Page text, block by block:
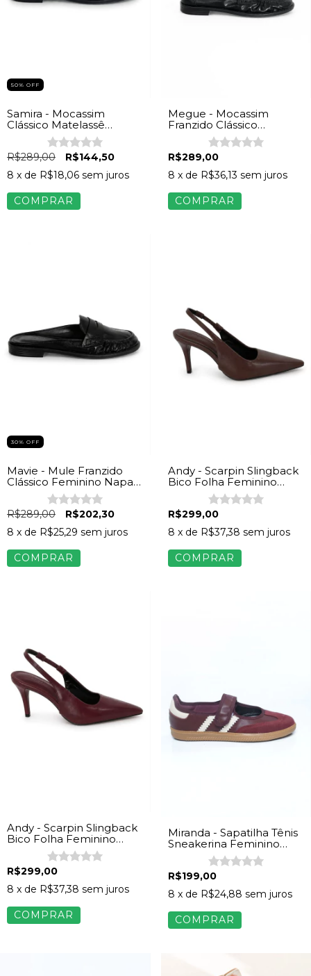
50% OFF
Samira - Mocassim
Clássico Matelassê
Feminino Napa Preto
R$289,00
R$144,50
8 x de R$18,06 sem juros
COMPRAR
Megue - Mocassim
Franzido Clássico
Feminino Napa Preto
R$289,00
8 x de R$36,13 sem juros
COMPRAR
30% OFF
Mavie - Mule Franzido
Clássico Feminino Napa
R$289,00
R$202,30
8 x de R$25,29 sem juros
COMPRAR
Andy - Scarpin Slingback
Bico Folha Feminino
Napa Marrom
R$299,00
8 x de R$37,38 sem juros
COMPRAR
Andy - Scarpin Slingback
Bico Folha Feminino
Napa Vinho
R$299,00
8 x de R$37,38 sem juros
COMPRAR
Miranda - Sapatilha Tênis
Sneakerina Feminino
Napa Vinho
R$199,00
8 x de R$24,88 sem juros
COMPRAR